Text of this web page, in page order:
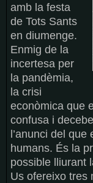
amb la festa
de Tots Sants
en diumenge.
Enmig de la
incertesa per
la pandèmia,
la crisi
econòmica que
confusa i
l’anunci del
humans. És la
possible lliurant
Us ofereixo tres